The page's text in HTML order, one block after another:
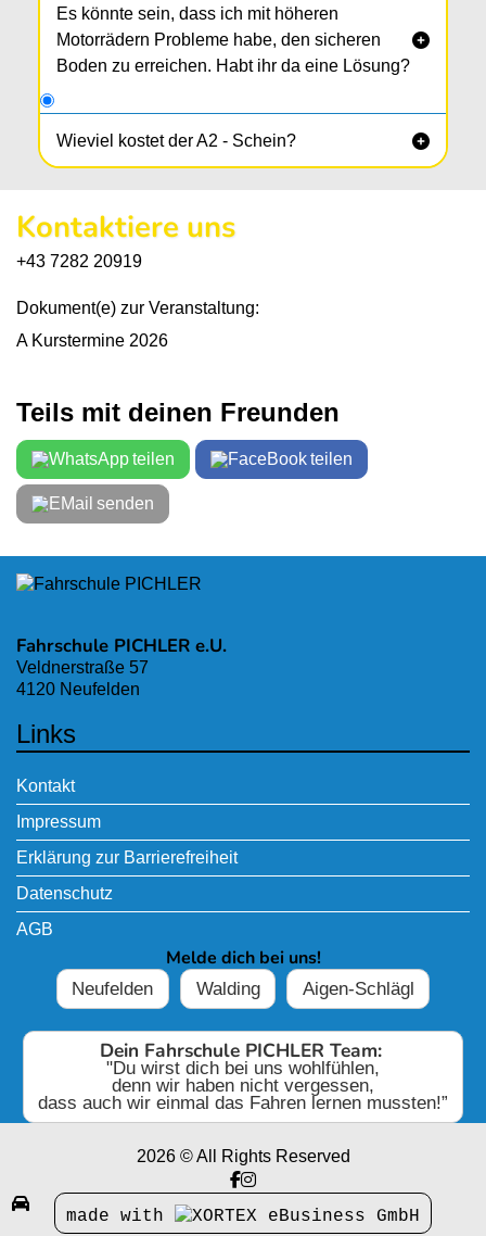

Es könnte sein, dass ich mit höheren
Motorrädern Probleme habe, den sicheren
Boden zu erreichen. Habt ihr da eine Lösung?

Wieviel kostet der A2 - Schein? 
bist, kostet dich der A2 - Schein mit Theoriekurs,
14 Fahrstunden + praktischer Prüfung
1.489,-
Prüfung, ist noch eine Perfektionsfahrt (169,-) zu
absolvieren.
Lernunterlagen + behördliche Kosten sind nicht
Kontaktiere uns
+43 7282 20919
Dokument(e) zur Veranstaltung:
A Kurstermine 2026
Teils mit deinen Freunden
teilen teilen
senden
Fahrschule PICHLER e.U.
Veldnerstraße 57
4120 Neufelden
Links
Kontakt
Impressum
Erklärung zur Barrierefreiheit
Datenschutz
AGB
Melde dich bei uns!
Neufelden Walding Aigen-Schlägl
Dein Fahrschule PICHLER Team:
"Du wirst dich bei uns wohlfühlen,
denn wir haben nicht vergessen,
dass auch wir einmal das Fahren lernen mussten!”
2026 © All Rights Reserved
made with